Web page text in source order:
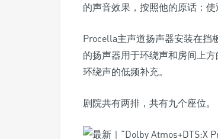
的声音效果，按照他的原话：
Procella主声道扬声器安装在挡
的扬声器用于环绕声和房间上
环绕声的低频补充。
剧院共有两排，共有九个座位。